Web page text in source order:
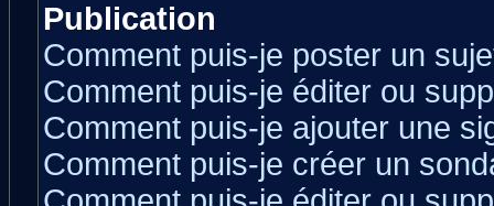
Publication
Comment puis-je poster un
Comment puis-je éditer ou
Comment puis-je ajouter une
Comment puis-je créer un